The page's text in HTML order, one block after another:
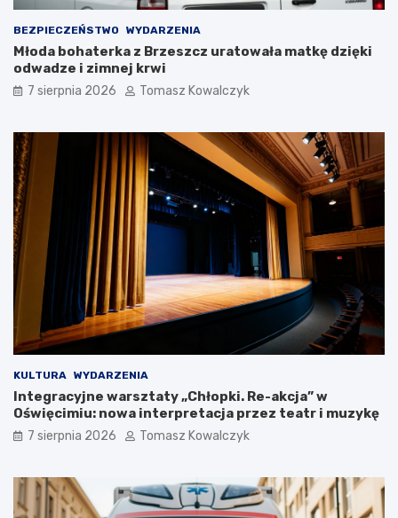
c
i
m
i
a
P
l
a
c
u
T
a
d
e
u
s
z
a
K
o
ś
i
s
k
c
z
c
o
d
z
i
e
d
z
i
a
ł
o
s
i
ę
w
O
ś
w
ę
i
m
i
BEZPIECZEŃSTWO WYDARZENIA
Młoda bohaterka z Brzeszcz uratowała matkę dzięki
odwadze i zimnej krwi
7 sierpnia 2026 Tomasz Kowalczyk
KULTURA WYDARZENIA
Integracyjne warsztaty „Chłopki. Re-akcja” w
Oświęcimiu: nowa interpretacja przez teatr i muzykę
7 sierpnia 2026 Tomasz Kowalczyk